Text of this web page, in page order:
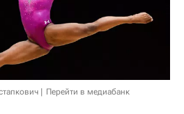
Перейти в медиабанк